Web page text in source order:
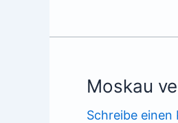
100
Moskau
Schreibe einen